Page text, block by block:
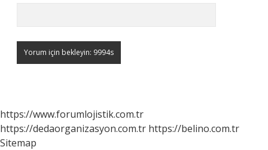
https://www.forumlojistik.com.tr
https://dedaorganizasyon.com.tr https://belino.com.tr
Sitemap